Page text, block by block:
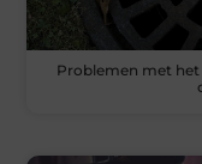
Problemen met